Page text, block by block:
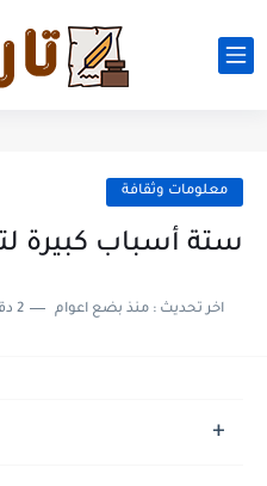
معلومات وثقافة
ستة أسباب كبيرة
اخر تحديث :منذ بضع اعوام 2 دقائق للقراءة